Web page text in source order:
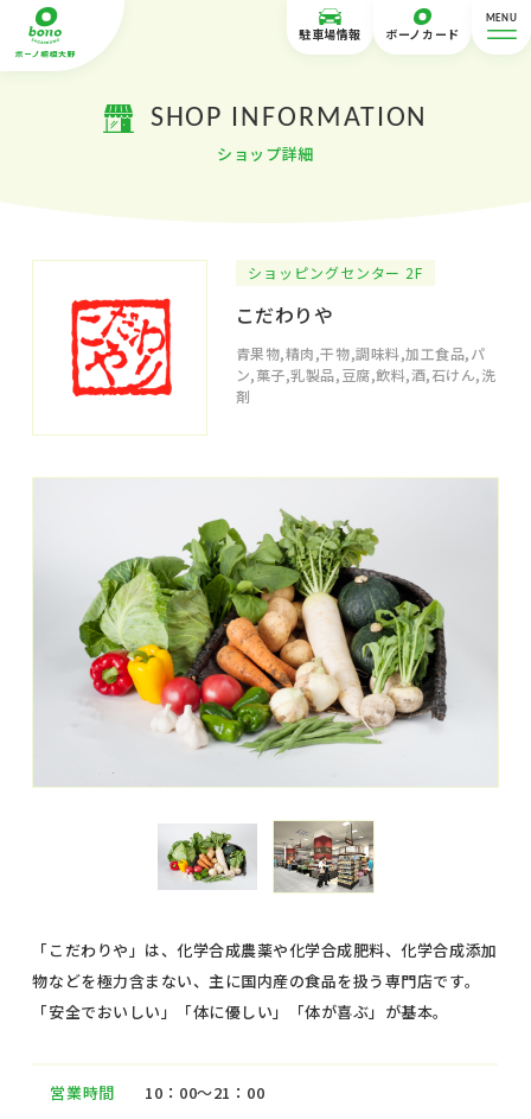
駐車場情報 ボーノカード
MENU
SHOP INFORMATION
ショップ詳細
ショッピングセンター 2F
こだわりや
青果物,精肉,干物,調味料,加工食品,パ
ン,菓子,乳製品,豆腐,飲料,酒,石けん,洗
剤
「こだわりや」は、化学合成農薬や化学合成肥料、化学合成添加
物などを極力含まない、主に国内産の食品を扱う専門店です。
「安全でおいしい」「体に優しい」「体が喜ぶ」が基本。
営業時間 10：00～21：00